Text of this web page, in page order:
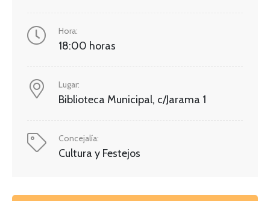
Hora:
18:00 horas
Lugar:
Biblioteca Municipal, c/Jarama 1
Concejalía:
Cultura y Festejos